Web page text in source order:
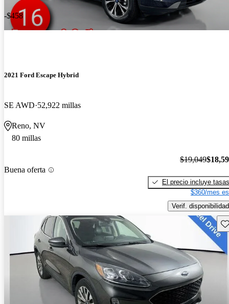
-$458
2021 Ford Escape Hybrid
SE AWD 52,922 millas
Reno, NV
80 millas
Buena oferta
$19,049
El precio incluye tasas
$360/mes
Verif. disponibilidad